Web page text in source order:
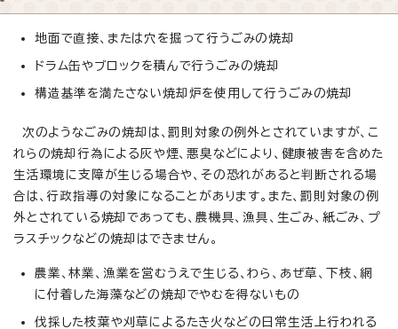
地面で直接、または穴を掘って行うごみの焼却
ドラム缶やブロックを積んで行うごみの焼却
構造基準を満たさない焼却炉を使用して行うごみの焼却
次のようなごみの焼却は、罰則対象の例外とされていますが、こ
れらの焼却行為による灰や煙、悪臭などにより、健康被害を含めた
生活環境に支障が生じる場合や、その恐れがあると判断される場
合は、行政指導の対象になることがあります。また、罰則対象の例
外とされている焼却であっても、農機具、漁具、生ごみ、紙ごみ、プ
ラスチックなどの焼却はできません。
農業、林業、漁業を営むうえで生じる、わら、あぜ草、下枝、網
に付着した海藻などの焼却でやむを得ないもの
伐採した枝葉や刈草によるたき火などの日常生活上行われる